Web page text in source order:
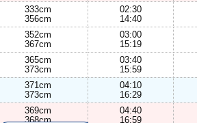
333cm
356cm
02:30
14:40
352cm
367cm
03:00
15:19
365cm
373cm
03:40
15:59
371cm
373cm
04:10
16:29
369cm
368cm
04:40
16:59